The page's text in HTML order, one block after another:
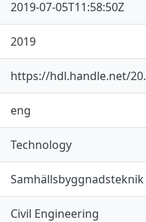
2019-07-05T11:58:50Z
2019
https://hdl.handle.net/
eng
Technology
Samhällsbyggnadsteknik
Civil Engineering